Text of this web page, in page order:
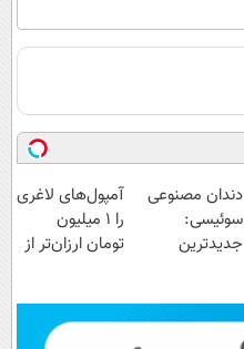
دندان مصنوعی
سوئیسی:
جدیدترین
پرداخت قسطی
آمپول‌های لاغری
را ۱ میلیون
تومان ارزان‌تر از